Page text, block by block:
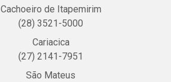
Cachoeiro de Itapemirim
(28) 3521-5000
Cariacica
(27) 2141-7951
São Mateus